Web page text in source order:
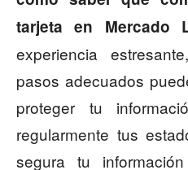
tarjeta en Mercado
experiencia
pasos adecuados
proteger tu
regularmente tus
segura tu